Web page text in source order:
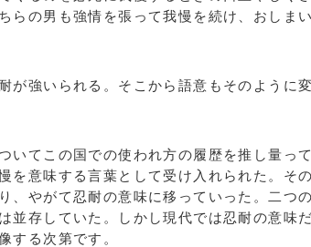
らの男も強情を張って我慢を続け、おしま
が強いられる。そこから語意もそのように
いてこの国での使われ方の履歴を推し量っ
を意味する言葉として受け入れられた。そ
、やがて忍耐の意味に移っていった。二つ
並存していた。しかし現代では忍耐の意味
する次第です。